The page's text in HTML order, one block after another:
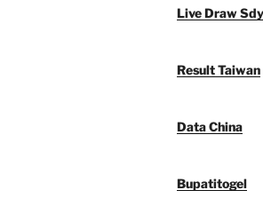
Live Draw Sdy
Result Taiwan
Data China
Bupatitogel